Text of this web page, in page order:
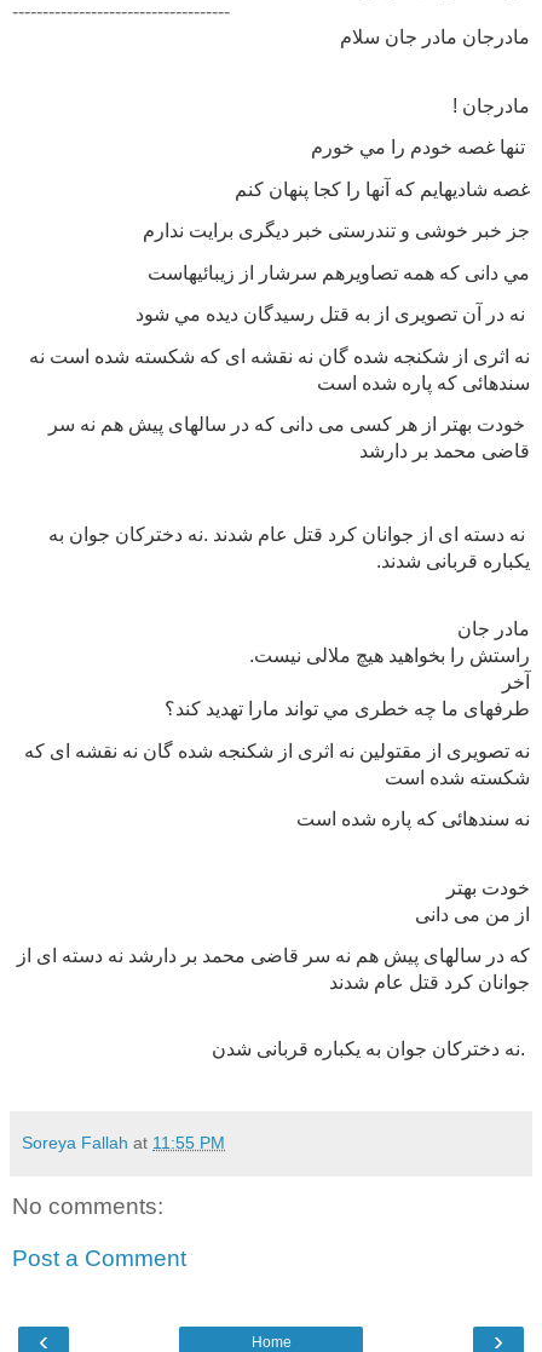
------------------------------------
مادرجان مادر جان سلام
مادرجان !
تنها غصه خودم را مي خورم
غصه شاديهايم كه آنها را كجا پنهان كنم
جز خبر خوشى و تندرستى خبر ديگرى برايت ندارم
مي دانى كه همه تصاويرهم سرشار از زيبائيهاست
نه در آن تصويرى از به قتل رسيدگان ديده مي شود
نه اثرى از شكنجه شده گان نه نقشه اى كه شكسته شده است نه
سندهائى كه پاره شده است
خودت بهتر از هر كسى مى دانى كه در سالهاى پيش هم نه سر
قاضى محمد بر دارشد
نه دسته اى از جوانان كرد قتل عام شدند .نه دختركان جوان به
يكباره قربانى شدند.
راستش را بخواهيد هيچ ملالى نيست.
طرفهاى ما چه خطرى مي تواند مارا تهديد كند؟
نه تصويرى از مقتولين نه اثرى از شكنجه شده گان نه نقشه اى كه
شكسته شده است
نه سندهائى كه پاره شده است
از من مى دانى
كه در سالهاى پيش هم نه سر قاضى محمد بر دارشد نه دسته اى از
جوانان كرد قتل عام شدند
.نه دختركان جوان به يكباره قربانى شدن
Soreya Fallah at 11:55 PM
No comments:
Post a Comment
‹ ›
Home